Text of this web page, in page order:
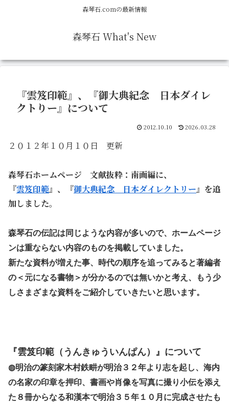
森琴石.comの最新情報
森琴石 What's New
『雲笈印範』、『御大典紀念 日本ダイレ
クトりー』について
2012.10.10 2026.03.28
２０１２年１０月１０日 更新
森琴石ホームページ 文献抜粋：南画編に、
『雲笈印範』、『御大典紀念 日本ダイレクトリー』を追
加しました。
森琴石の伝記は同じような内容が多いので、ホームページ
ンは重ならない内容のものを掲載していました。
新たな資料が増えた事、時代の順序を追ってみると著編者
の＜元になる書物＞が分かるのでは無いかと考え、もう少
しさまざまな資料をご紹介していきたいと思います。
『雲笈印範（うんきゅういんぱん）』について
◍明治の篆刻家木村鉄畊が明治３２年より志を起し、海内
の名家の印章を押印、書画や肖像を写真に撮り小伝を添え
た８冊からなる和漢本で明治３５年１０月に完成させたも